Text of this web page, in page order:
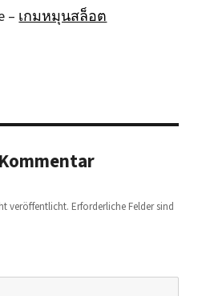
– เกมหมุนสล็อต
veröffentlicht. Erforderliche Felder sind